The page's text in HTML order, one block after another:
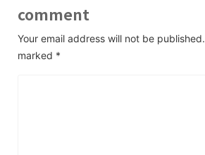
comment
Your email address will not be published.
marked *